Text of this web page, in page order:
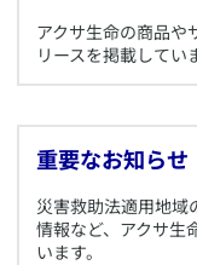
アクサ生命の商品や
リースを掲載してい
​重要なお知らせ
災害救助法適用地域
情報など、アクサ生
います。